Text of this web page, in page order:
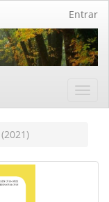
Entrar